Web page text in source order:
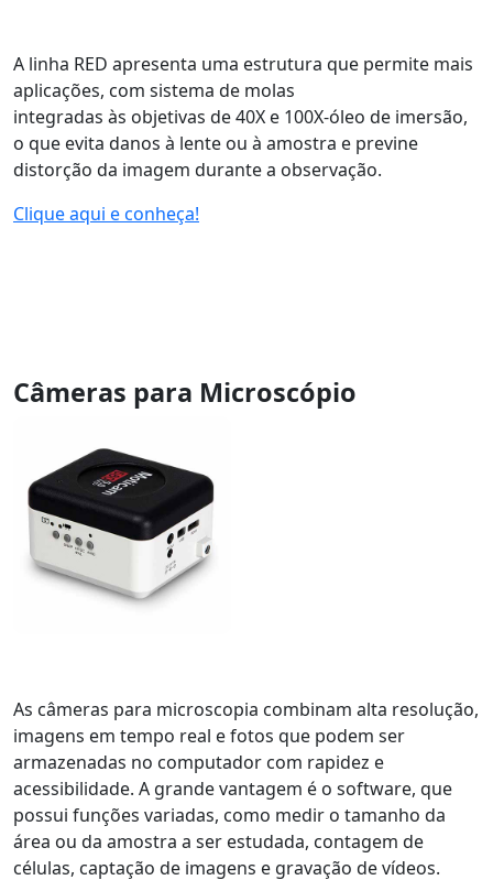
A linha RED apresenta uma estrutura que permite mais
aplicações, com sistema de molas
integradas às objetivas de 40X e 100X-óleo de imersão,
o que evita danos à lente ou à amostra e previne
distorção da imagem durante a observação.
Clique aqui e conheça!
Câmeras para Microscópio
As câmeras para microscopia combinam alta resolução,
imagens em tempo real e fotos que podem ser
armazenadas no computador com rapidez e
acessibilidade. A grande vantagem é o software, que
possui funções variadas, como medir o tamanho da
área ou da amostra a ser estudada, contagem de
células, captação de imagens e gravação de vídeos.